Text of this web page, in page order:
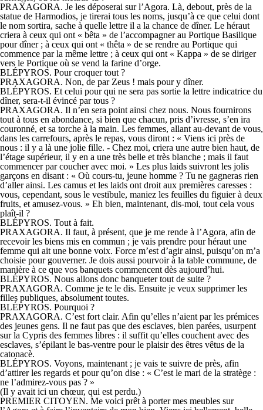
PRAXAGORA. Je les déposerai sur l’Agora. Là, debout, près de la
statue de Harmodios, je tirerai tous les noms, jusqu’à ce que celui dont
le nom sortira, sache à quelle lettre il a la chance de dîner. Le héraut
criera à ceux qui ont « bêta » de l’accompagner au Portique Basilique
pour dîner ; à ceux qui ont « thêta » de se rendre au Portique qui
commence par la même lettre ; à ceux qui ont « Kappa » de se diriger
vers le Portique où se vend la farine d’orge.
BLÉPYROS. Pour croquer tout ?
PRAXAGORA. Non, de par Zeus ! mais pour y dîner.
BLÉPYROS. Et celui pour qui ne sera pas sortie la lettre indicatrice du
dîner, sera-t-il évincé par tous ?
PRAXAGORA. Il n’en sera point ainsi chez nous. Nous fournirons
tout à tous en abondance, si bien que chacun, pris d’ivresse, s’en ira
couronné, et sa torche à la main. Les femmes, allant au-devant de vous,
dans les carrefours, après le repas, vous diront : « Viens ici près de
nous : il y a là une jolie fille. - Chez moi, criera une autre bien haut, de
l’étage supérieur, il y en a une très belle et très blanche ; mais il faut
commencer par coucher avec moi. » Les plus laids suivront les jolis
garçons en disant : « Où cours-tu, jeune homme ? Tu ne gagneras rien
d’aller ainsi. Les camus et les laids ont droit aux premières caresses :
vous, cependant, sous le vestibule, maniez les feuilles du figuier à deux
fruits, et amusez-vous. » Eh bien, maintenant, dis-moi, tout cela vous
plaît-il ?
BLÉPYROS. Tout à fait.
PRAXAGORA. Il faut, à présent, que je me rende à l’Agora, afin de
recevoir les biens mis en commun ; je vais prendre pour héraut une
femme qui ait une bonne voix. Force m’est d’agir ainsi, puisqu’on m’a
choisie pour gouverner. Je dois aussi pourvoir à la table commune, de
manière à ce que vos banquets commencent dès aujourd’hui.
BLÉPYROS. Nous allons donc banqueter tout de suite ?
PRAXAGORA. Comme je te le dis. Ensuite je veux supprimer les
filles publiques, absolument toutes.
BLÉPYROS. Pourquoi ?
PRAXAGORA. C’est fort clair. Afin qu’elles n’aient par les prémices
des jeunes gens. Il ne faut pas que des esclaves, bien parées, usurpent
sur la Cypris des femmes libres : il suffit qu’elles couchent avec des
esclaves, s’épilant le bas-ventre pour le plaisir des êtres vêtus de la
catonacè.
BLÉPYROS. Voyons, maintenant ; je vais te suivre de près, afin
d’attirer les regards et pour qu’on dise : « C’est le mari de la stratège :
ne l’admirez-vous pas ? »
(Il y avait ici un chœur, qui est perdu.)
PREMIER CITOYEN. Me voici prêt à porter mes meubles sur